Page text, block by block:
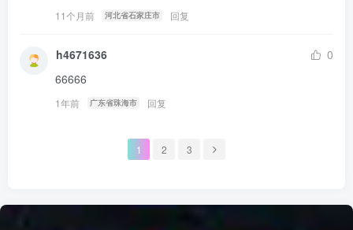
11个月前 河北省石家庄市 回复
h4671636
0
66666
1年前 广东省珠海市 回复
1 2 3